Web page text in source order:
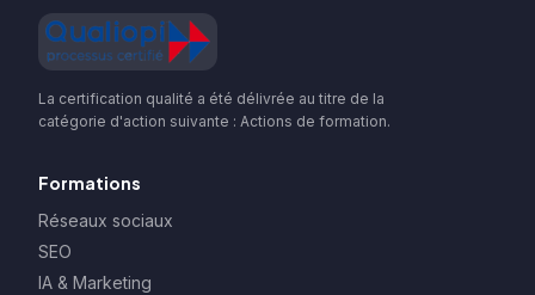
La certification qualité a été délivrée au titre de la
catégorie d'action suivante : Actions de formation.
Formations
Réseaux sociaux
SEO
IA & Marketing